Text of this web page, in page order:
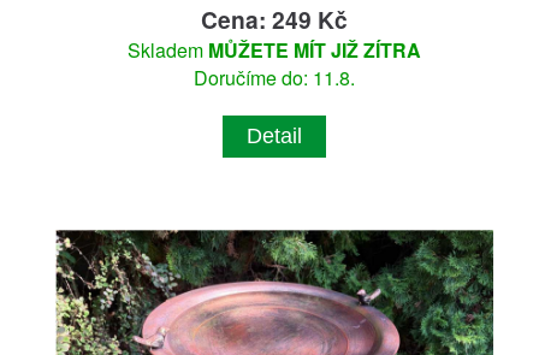
Cena: 249 Kč
Skladem MŮŽETE MÍT JIŽ ZÍTRA
Doručíme do: 11.8.
Detail